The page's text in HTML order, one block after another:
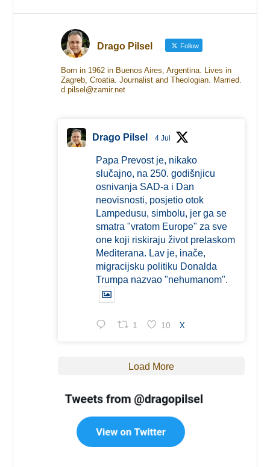
Drago Pilsel Follow
Born in 1962 in Buenos Aires, Argentina. Lives in
Zagreb, Croatia. Journalist and Theologian. Married.
d.pilsel@zamir.net
Drago Pilsel 4 Jul
Papa Prevost je, nikako
slučajno, na 250. godišnjicu
osnivanja SAD-a i Dan
neovisnosti, posjetio otok
Lampedusu, simbolu, jer ga se
smatra "vratom Europe" za sve
one koji riskiraju život prelaskom
Mediterana. Lav je, inače,
migracijsku politiku Donalda
Trumpa nazvao "nehumanom".
1 10 X
Load More